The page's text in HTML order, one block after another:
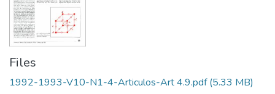
Files
1992-1993-V10-N1-4-Articulos-Art 4.9.pdf(5.33 MB)